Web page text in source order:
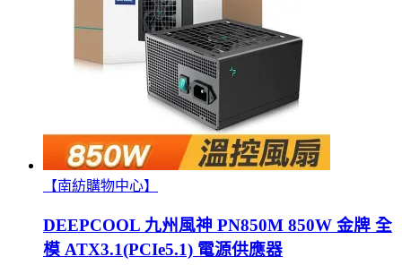
【南紡購物中心】
DEEPCOOL 九州風神 PN850M 850W 金牌 全
模 ATX3.1(PCIe5.1) 電源供應器